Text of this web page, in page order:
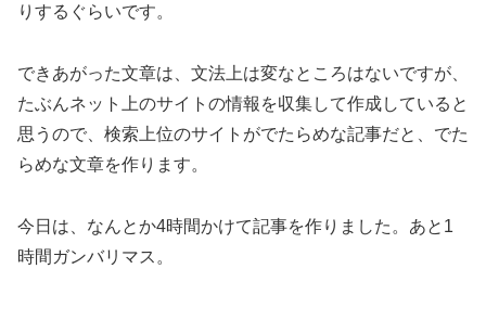
りするぐらいです。
できあがった文章は、文法上は変なところはないですが、
たぶんネット上のサイトの情報を収集して作成していると
思うので、検索上位のサイトがでたらめな記事だと、でた
らめな文章を作ります。
今日は、なんとか4時間かけて記事を作りました。あと1
時間ガンバリマス。